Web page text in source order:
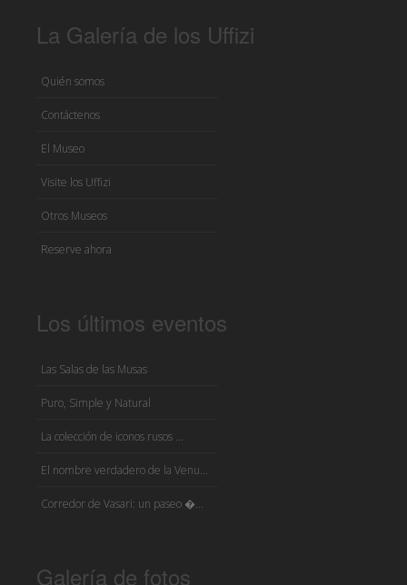
La Galería de los Uffizi
Quién somos
Contáctenos
El Museo
Visite los Uffizi
Otros Museos
Reserve ahora
Los últimos eventos
Las Salas de las Musas
Puro, Simple y Natural
La colección de iconos rusos ...
El nombre verdadero de la Venu...
Corredor de Vasari: un paseo �...
Galería de fotos